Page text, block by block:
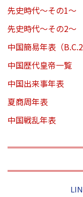
先史時代～その1～
先史時代～その2～
中国簡易年表（
中国歴代皇帝一覧
中国出来事年表
夏商周年表
中国戦乱年表